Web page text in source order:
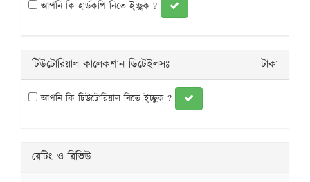
আপনি কি হার্ডকপি নিতে ই্চ্ছুক ?
টিউটোরিয়াল কালেকশান ডিটেইলসঃ টাকা
আপনি কি টিউটোরিয়াল নিতে ই্চ্ছুক ?
রেটিং ও রিভিউ